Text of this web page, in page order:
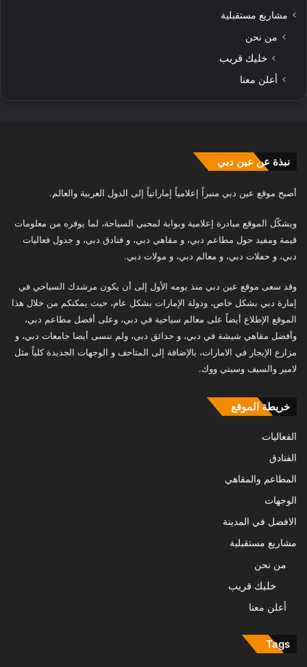
مشاريع مستقبلية
من نحن
خليك قريب
أعلن معنا
نبذة عن عين دبي
أصبح موقع عين دبي منبراً إعلامياً إماراتياً إلى الدول العربية والعالم.
ويشكّل الموقع مبادرة إعلامية وبوابة لمحبي السياحة، لما يوفره من معلومات
قيمة ومفيد حول مطاعم دبي، و مقاهي دبي، و فنادق دبي، و جدول فعاليات
دبي، و حفلات دبي، و معالم دبي، و مولات دبي.
وقد سعى موقع عين دبي منذ يومه الأول إلى أن يكون مرشدك السياحي في
إمارة دبي بشكل خاص، ودولة الإمارات بشكل عام، حيث يمكنكم من خلال هذا
الموقع الإطلاع أيضاً على معالم سياحية في دبي، وعلى أفضل مطاعم دبي،
وأفضل مقاهي شيشة في دبي، و حدائق دبي، ولم ننسى أيضا جامعات دبي، و
مزارع الإيجار في الامارات، بالإضافة إلى المتاحف و الوجهات الجديدة كلياً مثل
لامير والسيف وسيتي ووك.
خريطة الموقع
الفعاليات
الفنادق
المطاعم والمقاهي
الوجهات
الافضل في المدينة
مشاريع مستقبلية
من نحن
خليك قريب
أعلن معنا
Tags